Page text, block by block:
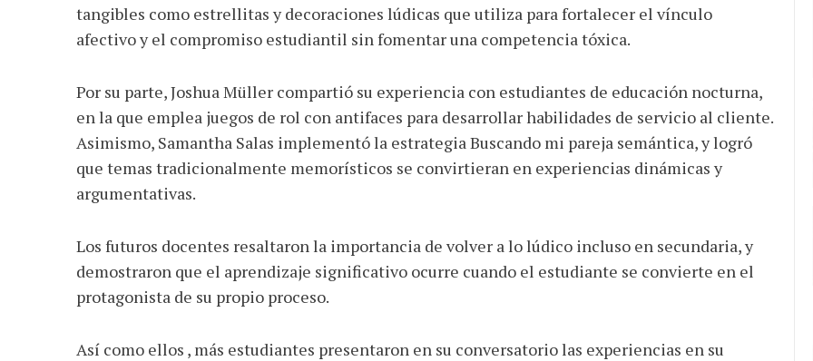
tangibles como estrellitas y decoraciones lúdicas que utiliza para fortalecer el vínculo
afectivo y el compromiso estudiantil sin fomentar una competencia tóxica.
Por su parte, Joshua Müller compartió su experiencia con estudiantes de educación nocturna,
en la que emplea juegos de rol con antifaces para desarrollar habilidades de servicio al cliente.
Asimismo, Samantha Salas implementó la estrategia Buscando mi pareja semántica, y logró
que temas tradicionalmente memorísticos se convirtieran en experiencias dinámicas y
argumentativas.
Los futuros docentes resaltaron la importancia de volver a lo lúdico incluso en secundaria, y
demostraron que el aprendizaje significativo ocurre cuando el estudiante se convierte en el
protagonista de su propio proceso.
Así como ellos , más estudiantes presentaron en su conversatorio las experiencias en su